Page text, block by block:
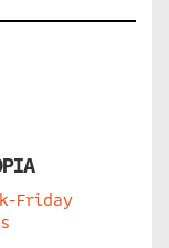
Friday